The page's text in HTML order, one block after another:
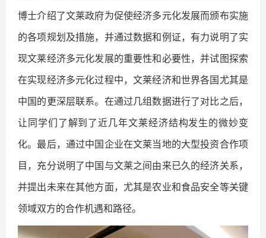
博士介绍了文莱政府为促使经济多元化发展而颁布实施
的各项规划及措施，并通过数据和例证，有力说明了实
现文莱经济多元化发展的重要性和必要性，并试图探索
在实现经济多元化过程中，文莱经济和世界各国尤其是
中国的更深层联系。在通过几组数据进行了对比之后，
让同学们了解到了近几年文莱经济结构发生的微妙变
化。最后，通过中国企业在文莱当地的大型投资合作项
目，充分说明了中国与文莱之间由来已久的经济关系，
并提出未来在其他方面，尤其是农业和食品安全等关键
领域双方的合作机遇和路径。